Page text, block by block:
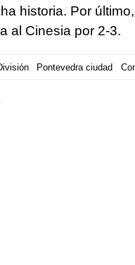
historia. Por
al Cinesia por 2-3.
Pontevedra ciudad